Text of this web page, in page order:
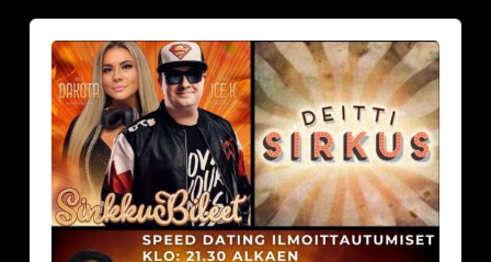
19.9.2026
Deittisirkus
Speed
Dating,
Tulisuudelma/Hotelli